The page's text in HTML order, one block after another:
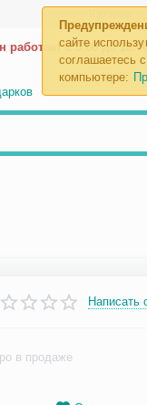
сайте
соглашаетесь
компьютере:
работает с 9.00 до
Написать
в продаже